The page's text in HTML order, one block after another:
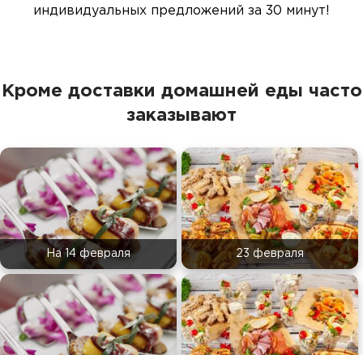
индивидуальных предложений за 30 минут!
Кроме доставки домашней еды часто
заказывают
На 14 февраля 23 февраля